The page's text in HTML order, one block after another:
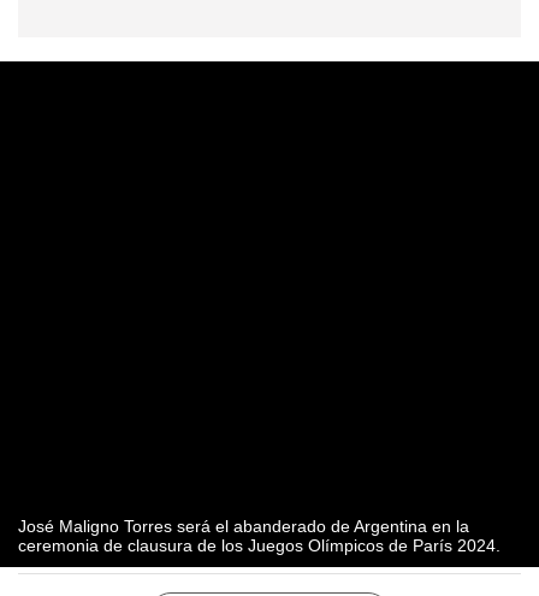
José Maligno Torres será el abanderado de Argentina en la
ceremonia de clausura de los Juegos Olímpicos de París 2024.